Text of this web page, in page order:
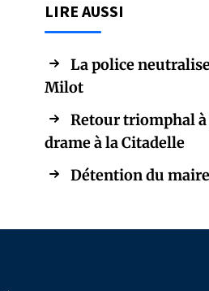
LIRE AUSSI
La police
Milot
Retour triomphal à
drame à la Citadelle
Détention du